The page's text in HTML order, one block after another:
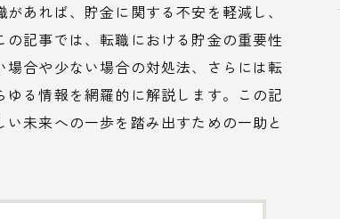
あれば、貯金に関する不安を軽減し、
記事では、転職における貯金の重要性
合や少ない場合の対処法、さらには転
る情報を網羅的に解説します。この記
未来への一歩を踏み出すための一助と